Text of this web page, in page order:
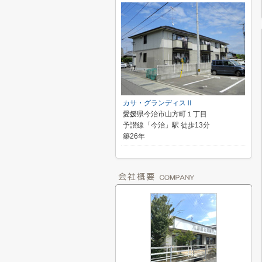
カサ・グランディスⅡ
愛媛県今治市山方町１丁目
予讃線「今治」駅 徒歩13分
築26年